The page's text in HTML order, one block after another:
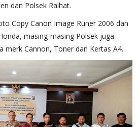
dan Polsek Raihat.
Copy Canon Image Runer 2006 dan
masing-masing Polsek juga
merk Cannon, Toner dan Kertas A4.